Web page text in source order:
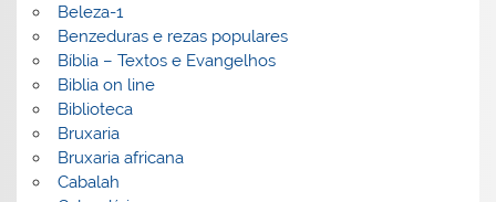
Beleza-1
Benzeduras e rezas populares
Bíblia – Textos e Evangelhos
Biblia on line
Biblioteca
Bruxaria
Bruxaria africana
Cabalah